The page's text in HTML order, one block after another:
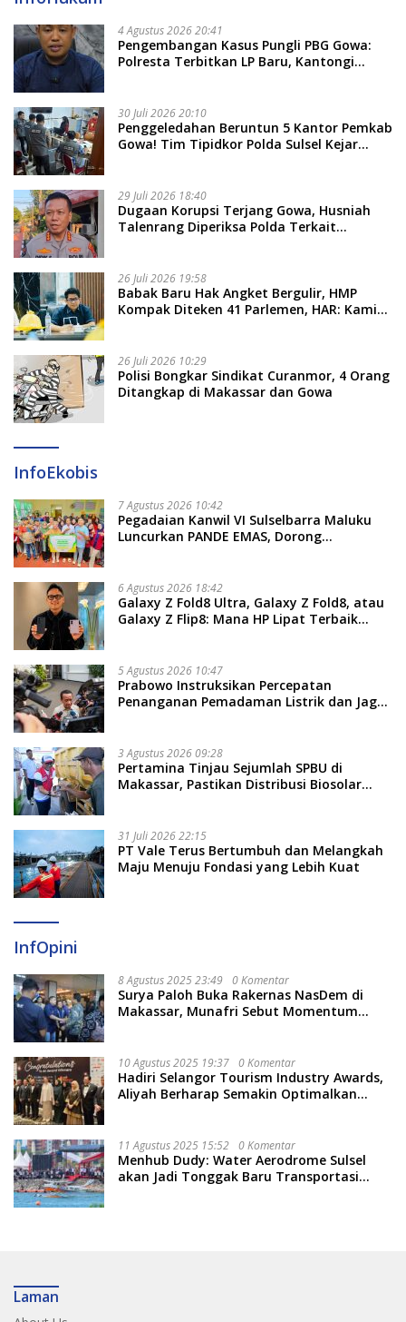
4 Agustus 2026 20:41
Pengembangan Kasus Pungli PBG Gowa:
Polresta Terbitkan LP Baru, Kantongi
30 Juli 2026 20:10
Penggeledahan Beruntun 5 Kantor Pemkab
Gowa! Tim Tipidkor Polda Sulsel Kejar
29 Juli 2026 18:40
Dugaan Korupsi Terjang Gowa, Husniah
Talenrang Diperiksa Polda Terkait
26 Juli 2026 19:58
​Babak Baru Hak Angket Bergulir, HMP
Kompak Diteken 41 Parlemen, HAR: Kami
26 Juli 2026 10:29
Polisi Bongkar Sindikat Curanmor, 4 Orang
Ditangkap di Makassar dan Gowa
InfoEkobis
7 Agustus 2026 10:42
Pegadaian Kanwil VI Sulselbarra Maluku
Luncurkan PANDE EMAS, Dorong
6 Agustus 2026 18:42
Galaxy Z Fold8 Ultra, Galaxy Z Fold8, atau
Galaxy Z Flip8: Mana HP Lipat Terbaik
5 Agustus 2026 10:47
Prabowo Instruksikan Percepatan
Penanganan Pemadaman Listrik dan Jaga
3 Agustus 2026 09:28
Pertamina Tinjau Sejumlah SPBU di
Makassar, Pastikan Distribusi Biosolar
31 Juli 2026 22:15
PT Vale Terus Bertumbuh dan Melangkah
Maju Menuju Fondasi yang Lebih Kuat
InfOpini
8 Agustus 2025 23:49 0 Komentar
Surya Paloh Buka Rakernas NasDem di
Makassar, Munafri Sebut Momentum
10 Agustus 2025 19:37 0 Komentar
Hadiri Selangor Tourism Industry Awards,
Aliyah Berharap Semakin Optimalkan
11 Agustus 2025 15:52 0 Komentar
Menhub Dudy: Water Aerodrome Sulsel
akan Jadi Tonggak Baru Transportasi
Laman